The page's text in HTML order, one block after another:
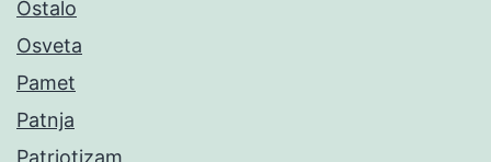
Ostalo
Osveta
Pamet
Patnja